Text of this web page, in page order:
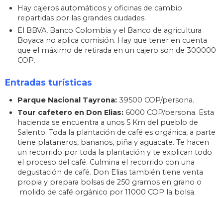
Hay cajeros automáticos y oficinas de cambio
repartidas por las grandes ciudades.
El BBVA, Banco Colombia y el Banco de agricultura
Boyaca no aplica comisión. Hay que tener en cuenta
que el máximo de retirada en un cajero son de 300000
COP.
Entradas turísticas
Parque Nacional Tayrona: 39500 COP/persona.
Tour cafetero en Don Elias: 6000 COP/persona. Esta
hacienda se encuentra a unos 5 Km del pueblo de
Salento. Toda la plantación de café es orgánica, a parte
tiene plataneros, bananos, piña y aguacate. Te hacen
un recorrido por toda la plantación y te explican todo
el proceso del café. Culmina el recorrido con una
degustación de café. Don Elias también tiene venta
propia y prepara bolsas de 250 gramos en grano o
molido de café orgánico por 11000 COP la bolsa.